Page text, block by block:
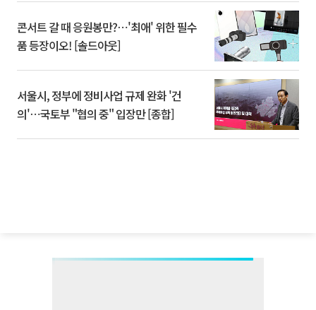
콘서트 갈 때 응원봉만?⋯'최애' 위한 필수
품 등장이오! [솔드아웃]
서울시, 정부에 정비사업 규제 완화 '건
의'⋯국토부 "협의 중" 입장만 [종합]